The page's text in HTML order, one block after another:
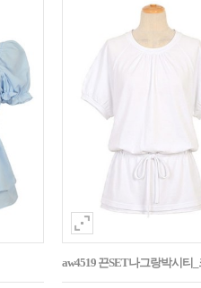
aw4519 끈SET나그랑박시티_